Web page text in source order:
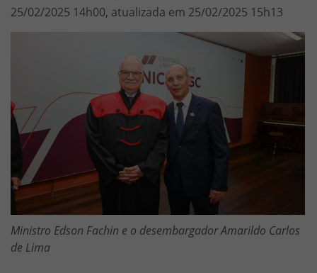
25/02/2025 14h00, atualizada em 25/02/2025 15h13
Ministro Edson Fachin e o desembargador Amarildo Carlos
de Lima